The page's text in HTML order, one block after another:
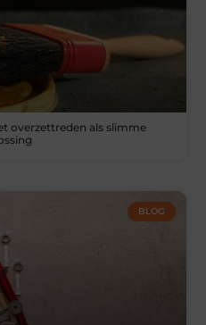
overzettreden als slimme
BLOG